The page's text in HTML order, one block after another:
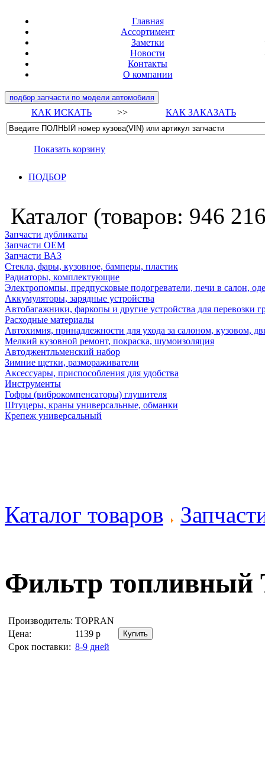
Главная
Ассортимент
Заметки
Новости
Контакты
О компании
подбор запчасти по модели автомобиля
КАК ИСКАТЬ >> КАК ЗАКАЗАТЬ
Показать корзину
ПОДБОР
Каталог (товаров: 946
Запчасти дубликаты
Запчасти ОЕМ
Запчасти ВАЗ
Стекла, фары, кузовное, бамперы, пластик
Радиаторы, комплектующие
Электропомпы, предпусковые подогреватели, печи в салон,
Аккумуляторы, зарядные устройства
Автобагажники, фаркопы и другие устройства для перевозки
Расходные материалы
Автохимия, принадлежности для ухода за салоном, кузовом,
Мелкий кузовной ремонт, покраска, шумоизоляция
Автоджентльменский набор
Зимние щетки, размораживатели
Аксессуары, приспособления для удобства
Инструменты
Гофры (виброкомпенсаторы) глушителя
Штуцеры, краны универсальные, обманки
Крепеж универсальный
Каталог товаров
Фильтр топливный
Производитель: TOPRAN
Цена:
1139 р
Срок поставки: 8-9 дней